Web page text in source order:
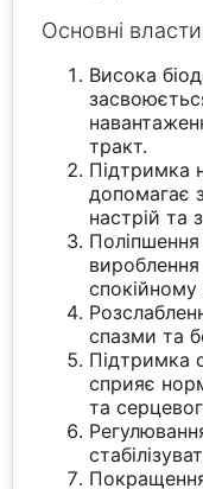
Основні
Висока
тракт.
Підтримка
допомагає
настрій та
спазми та
Підтримка
сприяє
та